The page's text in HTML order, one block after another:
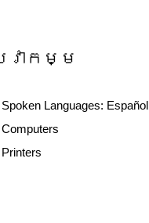
េវាកម្ម
Spoken Languages: Español
Computers
Printers